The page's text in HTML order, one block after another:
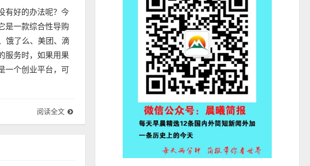
有好的办法呢？今
是一款综合性导购
饿了么、美团、滴
服务时，如果用果